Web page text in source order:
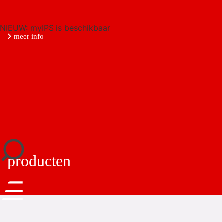
NIEUW: myIPS is beschikbaar
meer info
producten